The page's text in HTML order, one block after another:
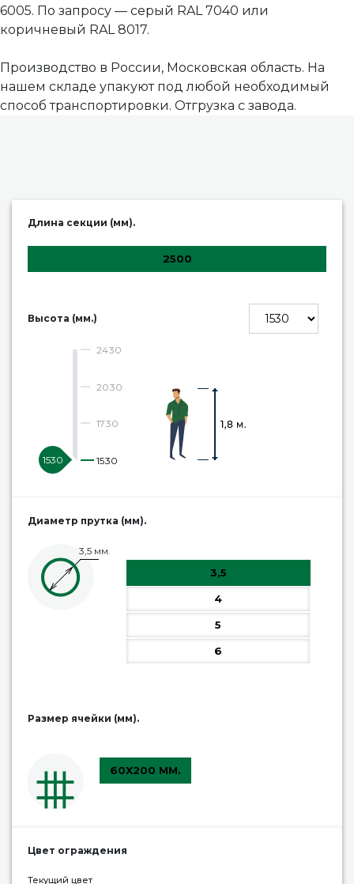
6005. По запросу — серый RAL 7040 или
коричневый RAL 8017.
Производство в России, Московская область. На
нашем складе упакуют под любой необходимый
способ транспортировки. Отгрузка с завода.
Длина секции (мм).
2500
Высота (мм.)
1530 1530
1730
2030
2430
Диаметр прутка (мм).
3,5 мм.
3,5
4
5
6
Размер ячейки (мм).
60X200 ММ.
Цвет ограждения
Текущий цвет